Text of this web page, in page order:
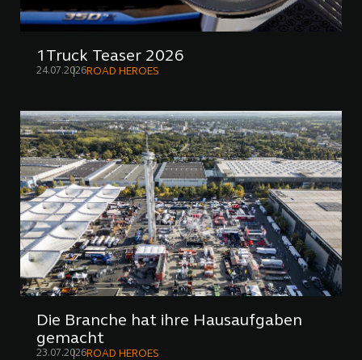
1Truck Teaser 2026
24.07.2026ROAD HEROES
Die Branche hat ihre Hausaufgaben
gemacht
23.07.2026ROAD HEROES